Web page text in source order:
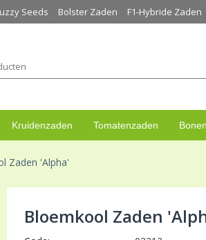
Seeds Bolster Zaden F1-Hybride Zaden
Kruidenzaden Tomatenzaden
Zaden 'Alpha'
Bloemkool Zaden